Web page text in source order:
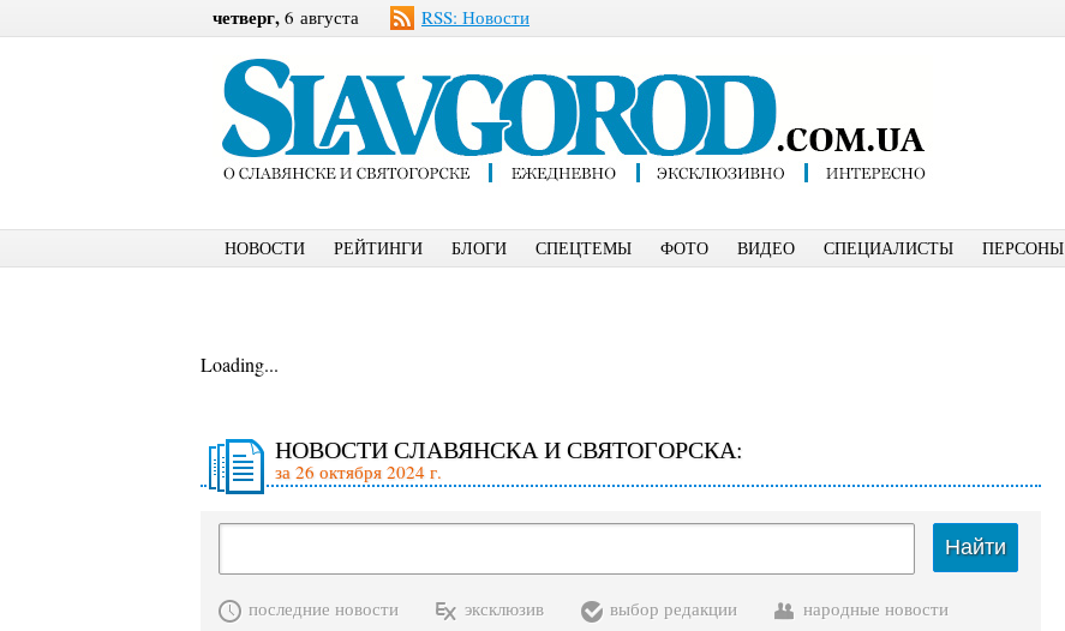
четверг, 6 августа RSS: Новости
НОВОСТИ РЕЙТИНГИ БЛОГИ СПЕЦТЕМЫ ФОТО ВИДЕО СПЕЦИАЛИСТЫ ПЕРСОНЫ
Loading...
НОВОСТИ СЛАВЯНСКА И СВЯТОГОРСКА:
за 26 октября 2024 г.
Найти
последние новости эксклюзив выбор редакции народные новости